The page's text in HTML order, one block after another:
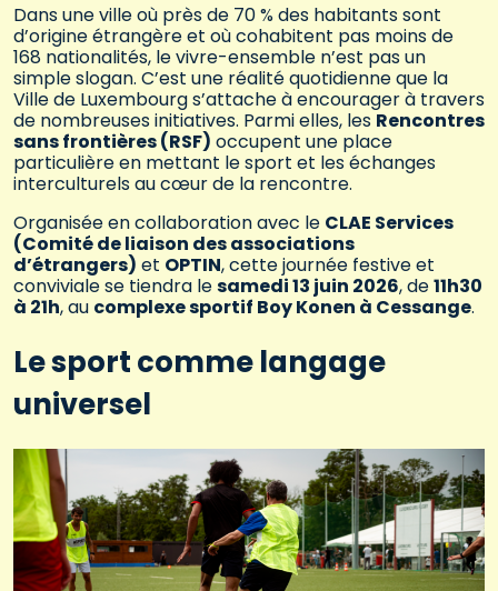
Dans une ville où près de 70 % des habitants sont
d’origine étrangère et où cohabitent pas moins de
168 nationalités, le vivre-ensemble n’est pas un
simple slogan. C’est une réalité quotidienne que la
Ville de Luxembourg s’attache à encourager à travers
de nombreuses initiatives. Parmi elles, les Rencontres
sans frontières (RSF) occupent une place
particulière en mettant le sport et les échanges
interculturels au cœur de la rencontre.
Organisée en collaboration avec le CLAE Services
(Comité de liaison des associations
d’étrangers) et OPTIN, cette journée festive et
conviviale se tiendra lesamedi 13 juin 2026, de11h30
à 21h, au complexe sportif Boy Konen à Cessange.
Le sport comme langage
universel